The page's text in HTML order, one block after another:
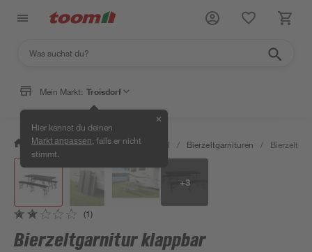
Mein Markt: Troisdorf
Hier kannst du deinen
Markt anpassen , falls er nicht
stimmt.
✕
/ Garten & Freizeit / Gartenmöbel / Bierzeltgarnituren /
+3
(1)
Bierzeltgarnitur klappbar